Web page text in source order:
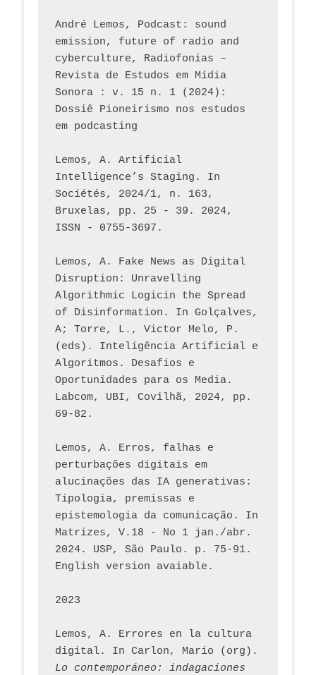
André Lemos, Podcast: sound
emission, future of radio and
cyberculture, Radiofonias –
Revista de Estudos em Mídia
Sonora : v. 15 n. 1 (2024):
Dossiê Pioneirismo nos estudos
em podcasting
Lemos, A. Artificial
Intelligence’s Staging. In
Sociétés, 2024/1, n. 163,
Bruxelas, pp. 25 - 39. 2024,
ISSN - 0755-3697.
Lemos, A. Fake News as Digital
Disruption: Unravelling
Algorithmic Logicin the Spread
of Disinformation. In Golçalves,
A; Torre, L., Victor Melo, P.
(eds). Inteligência Artificial e
Algoritmos. Desafios e
Oportunidades para os Media.
Labcom, UBI, Covilhã, 2024, pp.
69-82.
Lemos, A. Erros, falhas e
perturbações digitais em
alucinações das IA generativas:
Tipologia, premissas e
epistemologia da comunicação. In
Matrizes, V.18 - No 1 jan./abr.
2024. USP, São Paulo. p. 75-91.
English version avaiable.
2023
Lemos, A. Errores en la cultura
Lo contemporáneo: indagaciones